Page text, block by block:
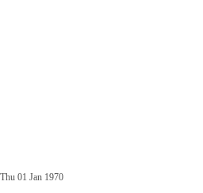
Thu 01 Jan 1970